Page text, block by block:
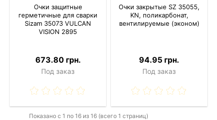
Очки защитные
герметичные для сварки
Sizam 35073 VULCAN
VISION 2895
673.80 грн.
Под заказ
Очки закрытые SZ 35055,
KN, поликарбонат,
вентилируемые (эконом)
94.95 грн.
Под заказ
Показано с 1 по 16 из 16 (всего 1 страниц)